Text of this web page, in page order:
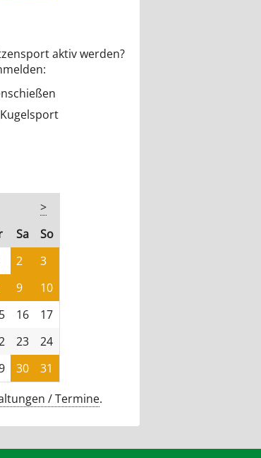
aktiv werden?
Kugelsport
>
eitag
Samstag
Sonntag
2
3
9
10
16
17
23
24
30
31
/ Termine.